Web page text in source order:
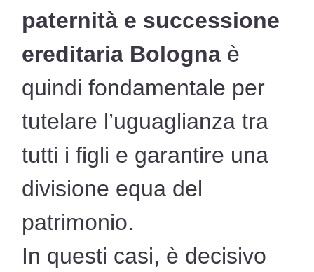
paternità e successione
ereditaria Bologna è
quindi fondamentale per
tutelare l’uguaglianza tra
tutti i figli e garantire una
divisione equa del
patrimonio.
In questi casi, è decisivo